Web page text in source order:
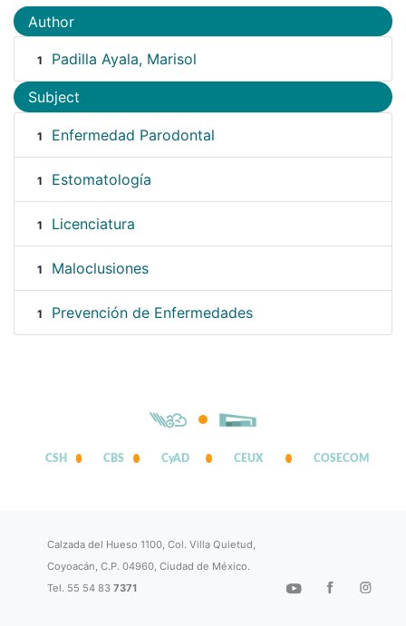
Author
1 Padilla Ayala, Marisol
Subject
1 Enfermedad Parodontal
1 Estomatología
1 Licenciatura
1 Maloclusiones
1 Prevención de Enfermedades
CSH CBS CyAD CEUX COSECOM
Calzada del Hueso 1100, Col. Villa Quietud,
Coyoacán, C.P. 04960, Ciudad de México.
Tel. 55 54 837371